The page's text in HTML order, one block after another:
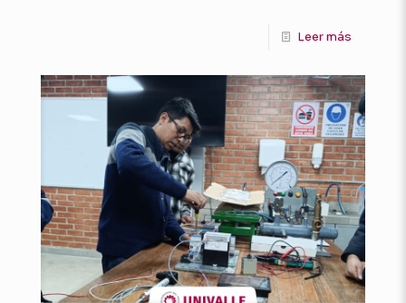
Leer más